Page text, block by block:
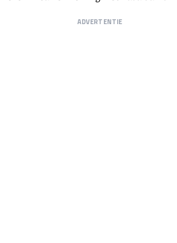
ADVERTENTIE